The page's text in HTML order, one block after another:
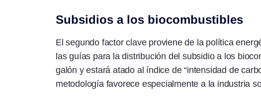
Subsidios a los biocombustibles
El segundo factor clave proviene de la política
las guías para la distribución del subsidio a los
galón y estará atado al índice de “intensidad de
metodología favorece especialmente a la industria